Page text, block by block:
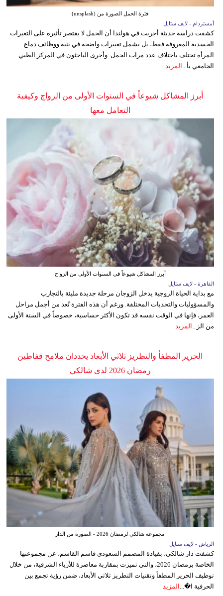
فترة الحمل الصورة من (unsplash)
أمستردام - لايف ستايل
كشفت دراسة حديثة أجريت في هولندا أن الحمل لا يقتصر تأثيره على التغيرات
الجسدية المعروفة فقط، بل يشمل تغييرات واضحة في بنية ووظائف دماغ
المرأة تختلف باختلاف عدد مرات الحمل. وأجرى الباحثون في المركز الطبي
الجامعي بأ... المزيد
أبرز المشاكل شيوعاً في السنوات الأولى من الزواج وكيفية
التعامل معها
أبرز المشاكل شيوعاً في السنوات الأولى من الزواج
القاهرة - لايف ستايل
مع بداية الحياة الزوجية يدخل الزوجان مرحلة جديدة مليئة بالتجارب
والمسؤوليات والتحديات المختلفة. ورغم أن هذه الفترة تُعد من أجمل مراحل
العمر، فإنها في الوقت نفسه قد تكون الأكثر حساسية، خصوصاً في السنة الأولى
من الز...
المزيد
الحرير المطفأ والتطريز ثلاثي الأبعاد يحددان ملامح قفاطين
رمضان 2026 لدى شالكي
مجموعة شالكي لرمضان 2026 - الصورة من الدار
الرياض - لايف ستايل
كشفت دار شالكي، بقيادة المصمم السعودي قاسم القاسم، عن مجموعتها
الخاصة برمضان 2026، والتي تميزت بمقاربة معاصرة للأزياء الشرقية، من خلال
توظيف الحرير المطفأ وتقنيات التطريز ثلاثي الأبعاد، ضمن رؤية تجمع بين
الحرفية ا�... المزيد